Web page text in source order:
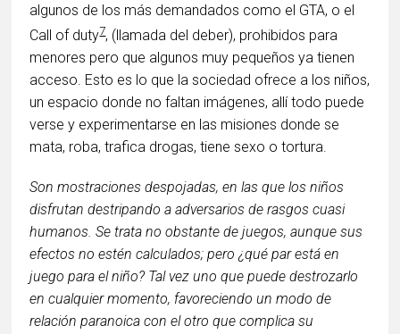
algunos de los más demandados como el GTA, o el
Call of duty7, (llamada del deber), prohibidos para
menores pero que algunos muy pequeños ya tienen
acceso. Esto es lo que la sociedad ofrece a los niños,
un espacio donde no faltan imágenes, allí todo puede
verse y experimentarse en las misiones donde se
mata, roba, trafica drogas, tiene sexo o tortura.
Son mostraciones despojadas, en las que los niños
disfrutan destripando a adversarios de rasgos cuasi
humanos. Se trata no obstante de juegos, aunque sus
efectos no estén calculados; pero ¿qué par está en
juego para el niño? Tal vez uno que puede destrozarlo
en cualquier momento, favoreciendo un modo de
relación paranoica con el otro que complica su